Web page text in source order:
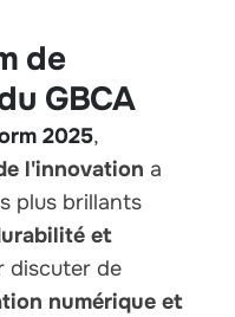
de
GBCA
2025,
l'innovation a
plus brillants
et
discuter de
numérique et